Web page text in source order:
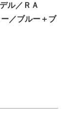
ル／ＲＡ
ブルー＋ブ